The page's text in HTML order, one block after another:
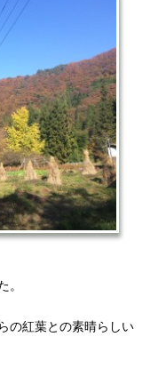
の紅葉との素晴らしい